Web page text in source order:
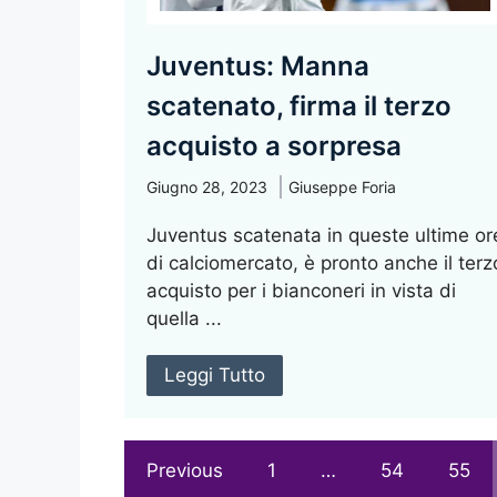
Juventus: Manna
scatenato, firma il terzo
acquisto a sorpresa
Giugno 28, 2023 Giuseppe Foria
Juventus scatenata in queste ultime
di calciomercato, è pronto anche il
acquisto per i bianconeri in vista di
quella ...
Leggi Tutto
Previous 1 … 54 55